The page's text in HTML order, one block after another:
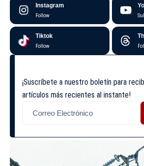
Instagram
Follow
Tiktok
Follow
¡Suscríbete a nuestro boletín para
artículos más recientes al instante!